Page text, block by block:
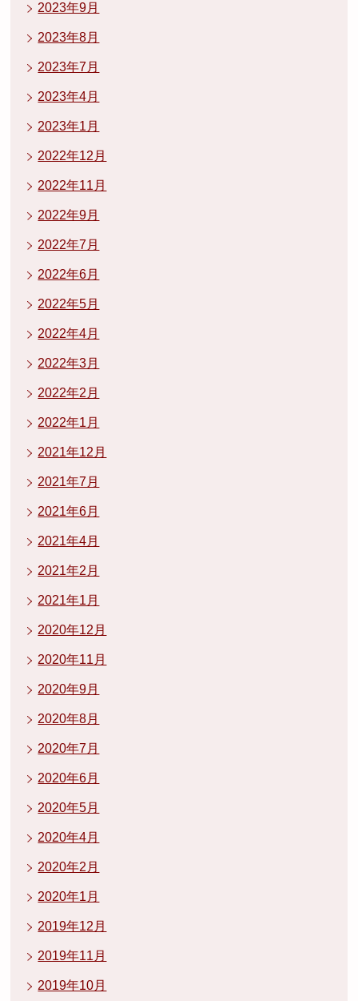
2023年9月
2023年8月
2023年7月
2023年4月
2023年1月
2022年12月
2022年11月
2022年9月
2022年7月
2022年6月
2022年5月
2022年4月
2022年3月
2022年2月
2022年1月
2021年12月
2021年7月
2021年6月
2021年4月
2021年2月
2021年1月
2020年12月
2020年11月
2020年9月
2020年8月
2020年7月
2020年6月
2020年5月
2020年4月
2020年2月
2020年1月
2019年12月
2019年11月
2019年10月